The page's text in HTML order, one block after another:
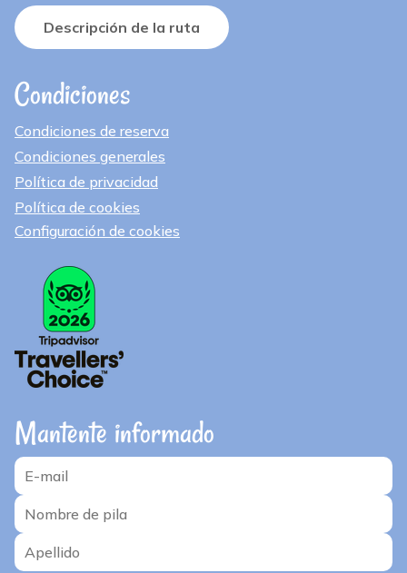
Descripción de la ruta
Condiciones
Condiciones de reserva
Condiciones generales
Política de privacidad
Política de cookies
Configuración de cookies
Mantente informado